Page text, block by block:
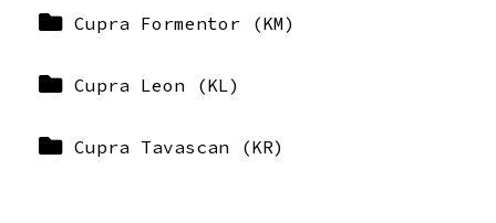
Cupra Formentor (KM)
Cupra Leon (KL)
Cupra Tavascan (KR)